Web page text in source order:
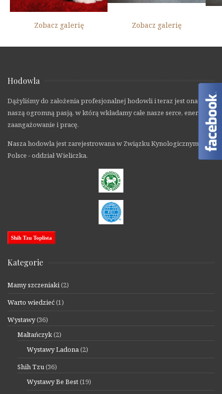
Zobacz galerię Zobacz galerię
Hodowla
Dążyliśmy do założenia profesjonalnej hodowli i teraz jest ona
naszą ogromną pasją, w którą wkładamy całe nasze serce, energię,
zaangażowanie i pracę.
Nasza hodowla jest zarejestrowana w Związku Kynologicznym w
Polsce - oddział Wieliczka.
Shih Tzu Toplista
Kategorie
Mamy szczeniaki(2)
Warto wiedzieć(1)
Wystawy(36)
Maltańczyk(2)
Wystawy Ladona(2)
Shih Tzu(36)
Wystawy Be Best(19)